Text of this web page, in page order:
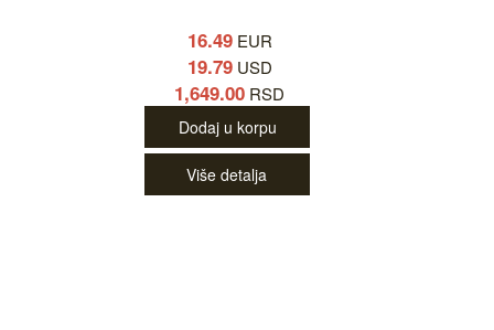
16.49EUR
19.79USD
1,649.00 RSD
Dodaj u korpu
Više detalja